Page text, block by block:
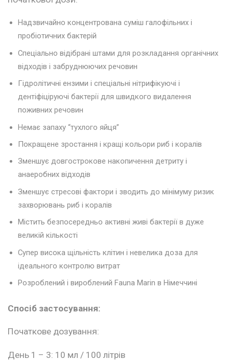
Надзвичайно концентрована суміш галофільних і
пробіотичних бактерій
Спеціально відібрані штами для розкладання органічних
відходів і забруднюючих речовин
Гідролітичні ензими і спеціальні нітрифікуючі і
дентіфіціруючі бактерії для швидкого видалення
поживних речовин
Немає запаху “тухлого яйця”
Покращене зростання і кращі кольори риб і коралів
Зменшує довгострокове накопичення детриту і
анаеробних відходів
Зменшує стресові фактори і зводить до мінімуму ризик
захворювань риб і коралів
Містить безпосередньо активні живі бактерії в дуже
великій кількості
Супер висока щільність клітин і невелика доза для
ідеального контролю витрат
Розроблений і вироблений Fauna Marin в Німеччині
Спосіб застосування:
Початкове дозування:
День 1 – 3: 10 мл / 100 літрів